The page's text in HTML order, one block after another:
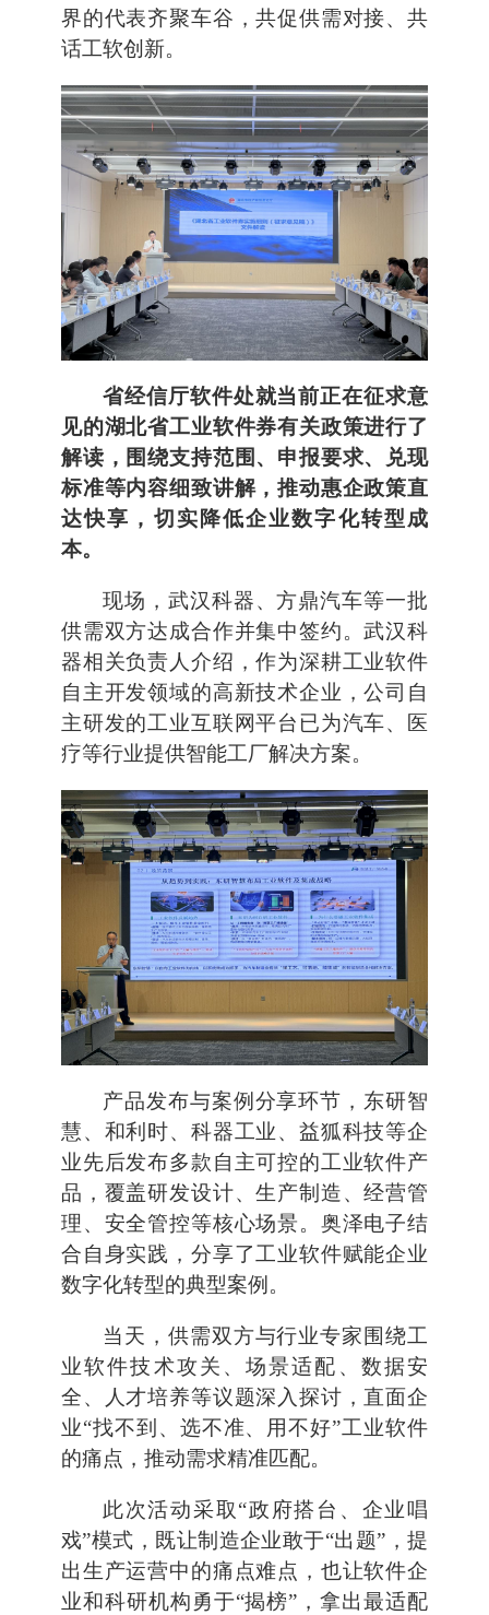
界的代表齐聚车谷，共促供需对接、共
话工软创新。
省经信厅软件处就当前正在征求意
见的湖北省工业软件券有关政策进行了
解读，围绕支持范围、申报要求、兑现
标准等内容细致讲解，推动惠企政策直
达快享，切实降低企业数字化转型成
本。
现场，武汉科器、方鼎汽车等一批
供需双方达成合作并集中签约。武汉科
器相关负责人介绍，作为深耕工业软件
自主开发领域的高新技术企业，公司自
主研发的工业互联网平台已为汽车、医
疗等行业提供智能工厂解决方案。
产品发布与案例分享环节，东研智
慧、和利时、科器工业、益狐科技等企
业先后发布多款自主可控的工业软件产
品，覆盖研发设计、生产制造、经营管
理、安全管控等核心场景。奥泽电子结
合自身实践，分享了工业软件赋能企业
数字化转型的典型案例。
当天，供需双方与行业专家围绕工
业软件技术攻关、场景适配、数据安
全、人才培养等议题深入探讨，直面企
业“找不到、选不准、用不好”工业软件
的痛点，推动需求精准匹配。
此次活动采取“政府搭台、企业唱
戏”模式，既让制造企业敢于“出题”，提
出生产运营中的痛点难点，也让软件企
业和科研机构勇于“揭榜”，拿出最适配